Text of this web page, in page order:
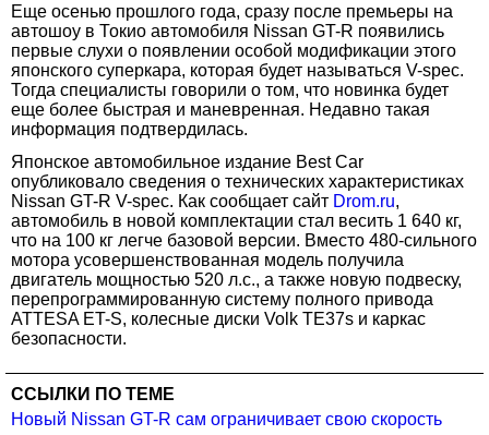
Еще осенью прошлого года, сразу после премьеры на
автошоу в Токио автомобиля Nissan GT-R появились
первые слухи о появлении особой модификации этого
японского суперкара, которая будет называться V-spec.
Тогда специалисты говорили о том, что новинка будет
еще более быстрая и маневренная. Недавно такая
информация подтвердилась.
Японское автомобильное издание Best Car
опубликовало сведения о технических характеристиках
Nissan GT-R V-spec. Как сообщает сайт Drom.ru,
автомобиль в новой комплектации стал весить 1 640 кг,
что на 100 кг легче базовой версии. Вместо 480-сильного
мотора усовершенствованная модель получила
двигатель мощностью 520 л.с., а также новую подвеску,
перепрограммированную систему полного привода
ATTESA ET-S, колесные диски Volk TE37s и каркас
безопасности.
ССЫЛКИ ПО ТЕМЕ
Новый Nissan GT-R сам ограничивает свою скорость